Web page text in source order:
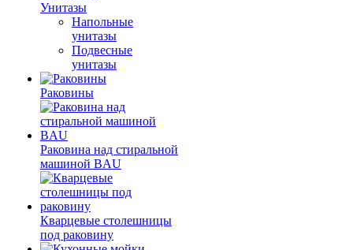
Унитазы
Напольные
унитазы
Подвесные
унитазы
Раковины
Раковина над стиральной
машиной BAU
Кварцевые столешницы
под раковину